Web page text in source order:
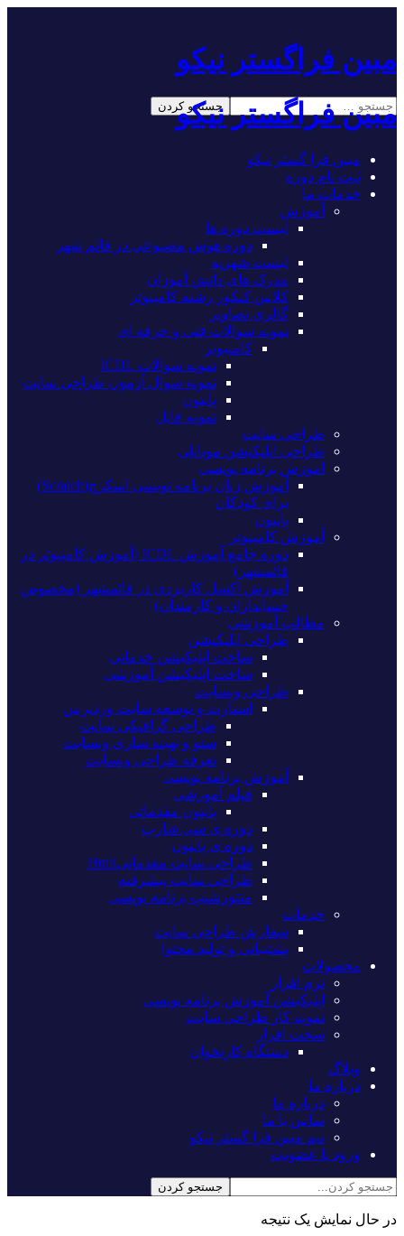
مبین فراگستر نیکو
مبین فراگستر نیکو
مبین فرا گستر نیکو
ثبت نام دوره
خدمات ما
آموزش
لیست دوره ها
دوره هوش مصنوعی در قائم شهر
لیست شهریه
مدرک های دانش آموزان
کلاس کنکور رشته کامپیوتر
گالری تصاویر
نمونه سوالات فنی و حرفه ای
کامپیوتر
نمونه سوالات ICDL
نمونه سوال آزمون طراحی سایت
پایتون
نمونه فایل
طراحی سایت
طراحی اپلیکیشن موبایلی
اموزش برنامه نویسی
آموزش زبان برنامه نویسی اسکرچ(Scratch)
برای کودکان
پایتون
آموزش کامپیوتر
دوره جامع آموزش ICDL (آموزش کامپیوتر در
قائمشهر)
آموزش اکسل کاربردی در قائمشهر (مخصوص
حسابداران و کارمندان)
مطالب آموزشی
طراحی اپلیکیشن
ساخت اپلیکیشن خدماتی
ساخت اپلیکیشن آموزشی
طراحی وبسایت
استارت و توسعه سایت وردپرس
طراحی گرافیکی سایت
سئو و بهینه سازی وبسایت
تعرفه طراحی وبسایت
آموزش برنامه نویسی
فیلم آموزشی
پایتون مقدماتی
دوره ی سی شارپ
دوره ی پایتون
طراحی سایت مقدماتیHtml
طراحی سایت پیشرفته
منتورشیپ برنامه نویسی
خدمات
سفارش طراحی سایت
پشتیبانی و تولید محتوا
محصولات
نرم افزار
اپلیکیشن آموزش برنامه نویسی
نمونه کار طراحی سایت
سخت افزار
دستگاه کارتخوان
وبلاگ
درباره ما
درباره ما
تماس با ما
تیم مبین فرا گستر نیکو
ورود یا عضویت
در حال نمایش یک نتیجه